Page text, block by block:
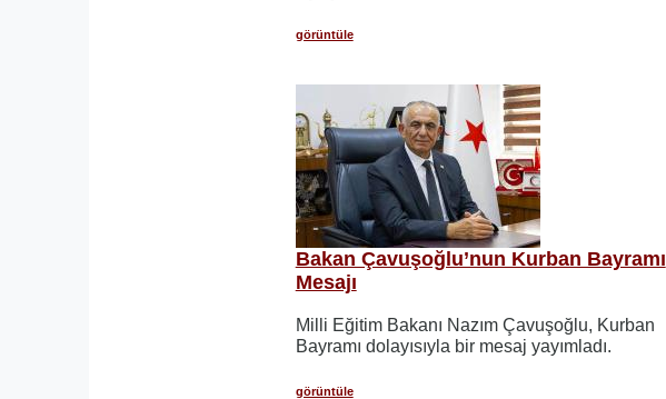
görüntüle
Bakan Çavuşoğlu’nun Kurban Bayramı
Mesajı
Milli Eğitim Bakanı Nazım Çavuşoğlu, Kurban
Bayramı dolayısıyla bir mesaj yayımladı.
görüntüle